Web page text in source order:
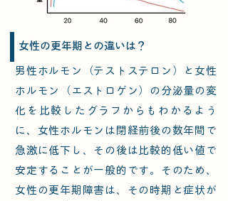
​女性の更年期との違いは？
男性ホルモン（テストステロン）と女性
ホルモン（エストロゲン）の分泌量の変
化を比較したグラフからもわかるよう
に、女性ホルモンは閉経前後の数年間で
急激に低下し、その後は比較的低い値で
安定することが一般的です。そのため、
女性の更年期障害は、その時期と症状が